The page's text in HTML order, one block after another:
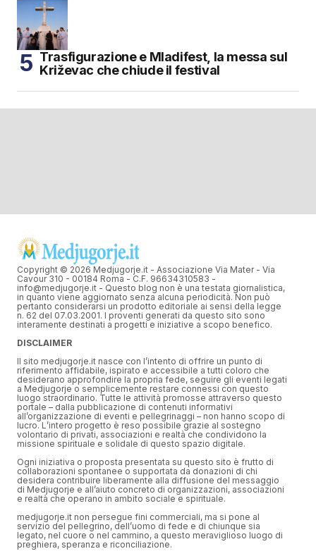
Trasfigurazione e Mladifest, la messa sul
Križevac che chiude il festival
Copyright © 2026 Medjugorje.it - Associazione Via Mater - Via
Cavour 310 - 00184 Roma - C.F. 96634310583 -
info@medjugorje.it - Questo blog non è una testata giornalistica,
in quanto viene aggiornato senza alcuna periodicità. Non può
pertanto considerarsi un prodotto editoriale ai sensi della legge
n. 62 del 07.03.2001. I proventi generati da questo sito sono
interamente destinati a progetti e iniziative a scopo benefico.
DISCLAIMER
Il sito medjugorje.it nasce con l’intento di offrire un punto di
riferimento affidabile, ispirato e accessibile a tutti coloro che
desiderano approfondire la propria fede, seguire gli eventi legati
a Medjugorje o semplicemente restare connessi con questo
luogo straordinario. Tutte le attività promosse attraverso questo
portale – dalla pubblicazione di contenuti informativi
all’organizzazione di eventi e pellegrinaggi – non hanno scopo di
lucro. L’intero progetto è reso possibile grazie al sostegno
volontario di privati, associazioni e realtà che condividono la
missione spirituale e solidale di questo spazio digitale.
Ogni iniziativa o proposta presentata su questo sito è frutto di
collaborazioni spontanee o supportata da donazioni di chi
desidera contribuire liberamente alla diffusione del messaggio
di Medjugorje e all’aiuto concreto di organizzazioni, associazioni
e realtà che operano in ambito sociale e spirituale.
medjugorje.it non persegue fini commerciali, ma si pone al
servizio del pellegrino, dell’uomo di fede e di chiunque sia
legato, nel cuore o nel cammino, a questo meraviglioso luogo di
preghiera, speranza e riconciliazione.